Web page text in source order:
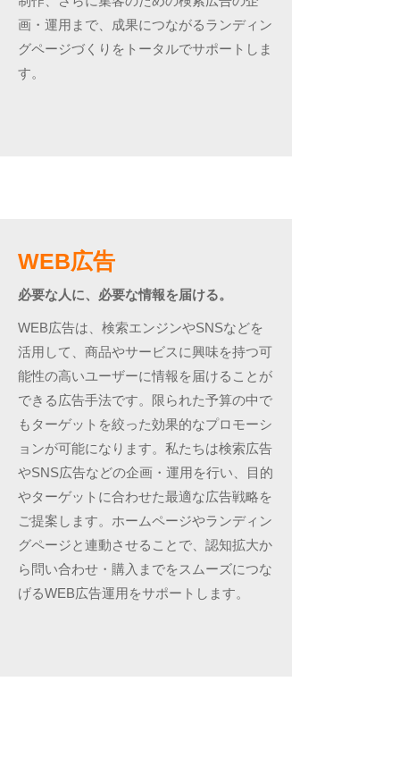
画・運用まで、成果につながるランディン
グページづくりをトータルでサポートしま
す。
WEB広告
必要な人に、必要な情報を届ける。
WEB広告は、検索エンジンやSNSなどを
活用して、商品やサービスに興味を持つ可
能性の高いユーザーに情報を届けることが
できる広告手法です。限られた予算の中で
もターゲットを絞った効果的なプロモーシ
ョンが可能になります。私たちは検索広告
やSNS広告などの企画・運用を行い、目的
やターゲットに合わせた最適な広告戦略を
ご提案します。ホームページやランディン
グページと連動させることで、認知拡大か
ら問い合わせ・購入までをスムーズにつな
げるWEB広告運用をサポートします。